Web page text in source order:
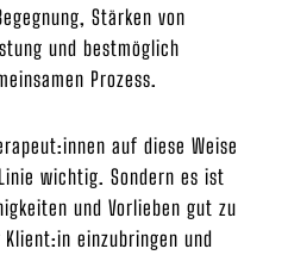
Stärken von
und bestmöglich
Prozess.
auf diese Weise
wichtig. Sondern es ist
und Vorlieben gut zu
einzubringen und